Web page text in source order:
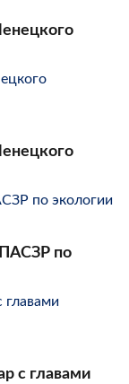
ПАСЗР по
с главами